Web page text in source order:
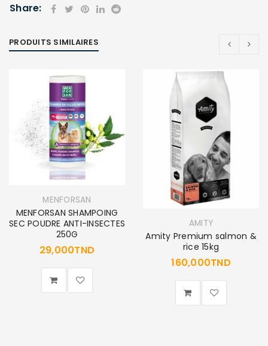
Share:
PRODUITS SIMILAIRES
MENFORSAN
MENFORSAN SHAMPOING
SEC POUDRE ANTI-INSECTES
250G
29,000TND
AMITY
Amity Premium salmon &
rice 15kg
160,000TND